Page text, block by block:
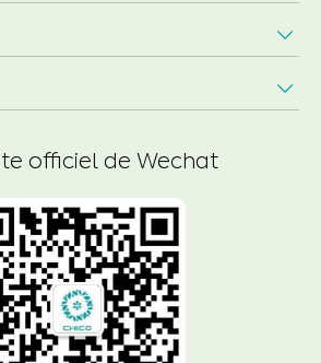


officiel de Wechat